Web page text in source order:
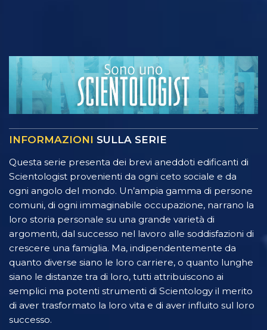
INFORMAZIONI SULLA SERIE
Questa serie presenta dei brevi aneddoti edificanti di
Scientologist provenienti da ogni ceto sociale e da
ogni angolo del mondo. Un’ampia gamma di persone
comuni, di ogni immaginabile occupazione, narrano la
loro storia personale su una grande varietà di
argomenti, dal successo nel lavoro alle soddisfazioni di
crescere una famiglia. Ma, indipendentemente da
quanto diverse siano le loro carriere, o quanto lunghe
siano le distanze tra di loro, tutti attribuiscono ai
semplici ma potenti strumenti di Scientology il merito
di aver trasformato la loro vita e di aver influito sul loro
successo.